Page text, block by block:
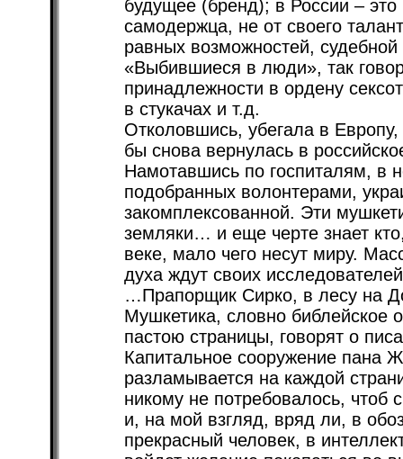
будущее (бренд); в России – это
самодержца, не от своего
равных возможностей, судебной
«Выбившиеся в люди», так
принадлежности в ордену
в стукачах и т.д.
Отколовшись, убегала в
бы снова вернулась в
Намотавшись по госпиталям, в
подобранных волонтерами,
закомплексованной. Эти
земляки… и еще черте знает
веке, мало чего несут миру.
духа ждут своих
…Прапорщик Сирко, в лесу на
Мушкетика, словно библейское
пастою страницы, говорят о
Капитальное сооружение пана
разламывается на каждой
никому не потребовалось, чтоб
и, на мой взгляд, вряд ли, в
прекрасный человек, в